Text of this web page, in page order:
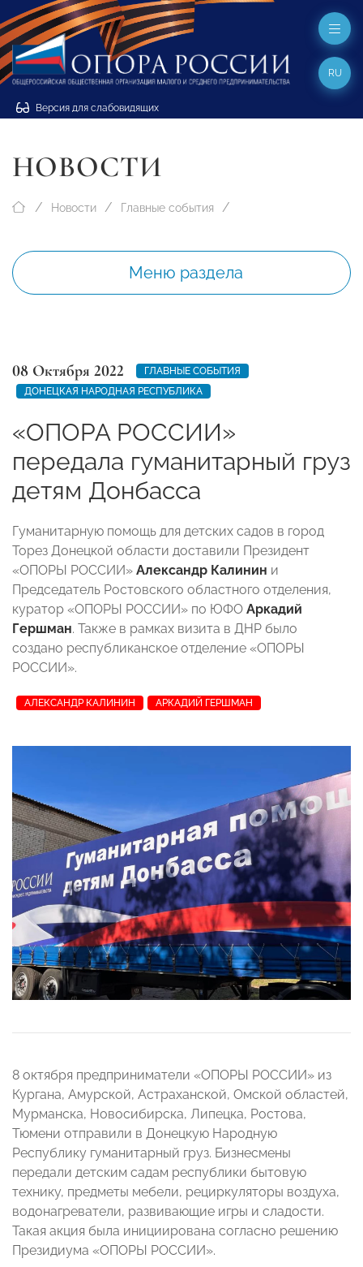
Версия для слабовидящих
RU
НОВОСТИ
Новости Главные события
Меню раздела
08 Октября 2022
ГЛАВНЫЕ СОБЫТИЯ
ДОНЕЦКАЯ НАРОДНАЯ РЕСПУБЛИКА
«ОПОРА РОССИИ»
передала гуманитарный груз
детям Донбасса
Гуманитарную помощь для детских садов в город
Торез Донецкой области доставили Президент
«ОПОРЫ РОССИИ» Александр Калинин и
Председатель Ростовского областного отделения,
куратор «ОПОРЫ РОССИИ» по ЮФО Аркадий
Гершман. Также в рамках визита в ДНР было
создано республиканское отделение «ОПОРЫ
РОССИИ».
АЛЕКСАНДР КАЛИНИН АРКАДИЙ ГЕРШМАН
8 октября предприниматели «ОПОРЫ РОССИИ» из
Кургана, Амурской, Астраханской, Омской областей,
Мурманска, Новосибирска, Липецка, Ростова,
Тюмени отправили в Донецкую Народную
Республику гуманитарный груз. Бизнесмены
передали детским садам республики бытовую
технику, предметы мебели, рециркуляторы воздуха,
водонагреватели, развивающие игры и сладости.
Такая акция была инициирована согласно решению
Президиума «ОПОРЫ РОССИИ».